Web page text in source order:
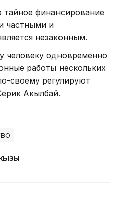
финансирование
частными и
незаконным.
человеку одновременно
работы нескольких
своему регулируют
Акылбай.